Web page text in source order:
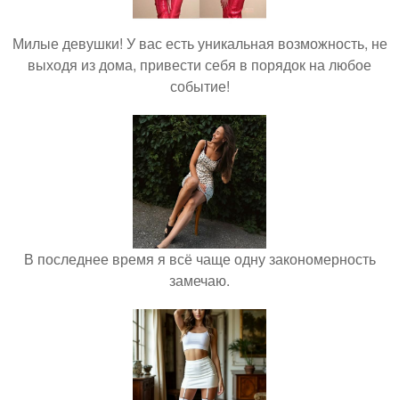
Милые девушки! У вас есть уникальная возможность, не
выходя из дома, привести себя в порядок на любое
событие!
В последнее время я всё чаще одну закономерность
замечаю.